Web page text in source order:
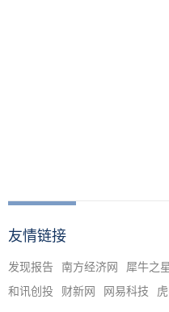
友情链接
发现报告 南方经济网 犀牛之
和讯创投
财新网 网易科技